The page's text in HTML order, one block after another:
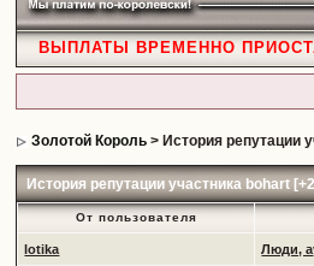
ВЫПЛАТЫ ВРЕМЕННО
Золотой Король > История репутации
История репутации участника bohart
От пользователя
lotika Люди,